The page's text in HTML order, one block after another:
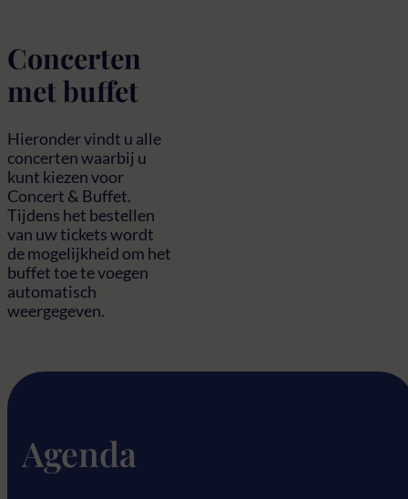
Concerten
met buffet
Hieronder vindt u alle
concerten waarbij u
kunt kiezen voor
Concert & Buffet.
Tijdens het bestellen
van uw tickets wordt
de mogelijkheid om het
buffet toe te voegen
automatisch
weergegeven.
Agenda